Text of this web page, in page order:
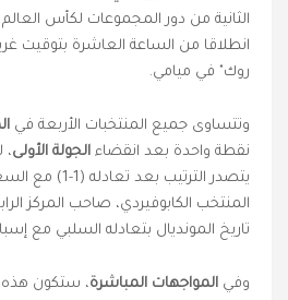
انطلاقا من الساعة العاشرة بتوقيت
روك" في ميامي.
وتتساوى جميع المنتخبات الأربعة في
نقطة واحدة بعد انقضاء الجولة الأولى،
يتصدر الترتيب بعد
المنتخب الكابوفيردي، صاحب المركز
تاريخ المونديال بتعادله السلبي مع
وفي المواجهات المباشرة، ستكون هذه